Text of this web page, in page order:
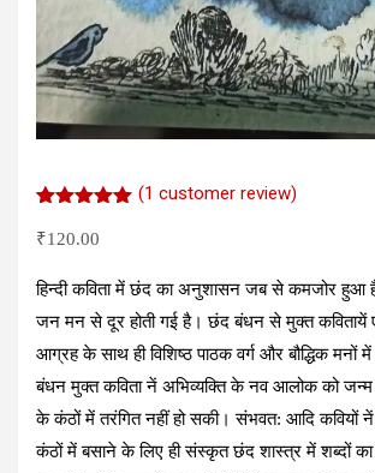
out of 5
rating
(1 customer review)
₹120.00
हिन्दी कविता में छंद का अनुशासन जब से कमजोर हुआ है,
जन मन से दूर होती गई है। छंद बंधन से मुक्त कवितायें
आग्रह के साथ ही विशिष्ठ पाठक वर्ग और बौद्धिक मनों में
बंधन मुक्त कविता नें अभिव्यक्ति के नव आलोक को जन्म
के कंठों में तरंगित नहीं हो सकी। संभवत: आदि कवियों नें
कंठों में बसाने के लिए ही संस्कृत छंद शास्त्र में शब्दों